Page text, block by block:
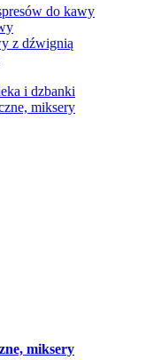
do kawy
z dźwignią
i dzbanki
miksery